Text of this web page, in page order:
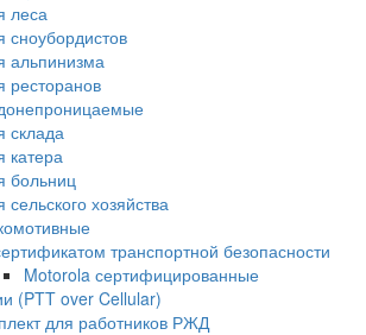
леса
сноубордистов
альпинизма
ресторанов
склада
катера
больниц
сельского хозяйства
транспортной безопасности
Motorola сертифицированные
(PTT over Cellular)
для работников РЖД